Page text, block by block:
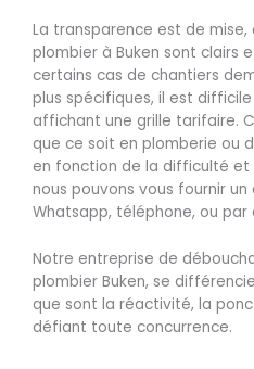
La transparence est de
plombier à Buken sont clairs
certains cas de chantiers
plus spécifiques, il est difficile
affichant une grille tarifaire.
que ce soit en plomberie ou
en fonction de la difficulté et
nous pouvons vous fournir
Whatsapp, téléphone, ou par
Notre entreprise de
plombier Buken, se
que sont la réactivité, la
défiant toute concurrence.